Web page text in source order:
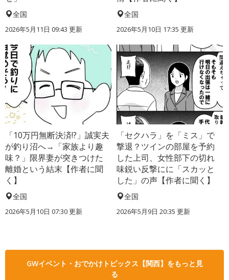
全国
2026年5月11日 09:43 更新
全国
2026年5月10日 17:35 更新
「10万円無断決済!?」誠実夫
が釣り沼へ→「家族より趣
味？」限界妻が突きつけた
離婚という結末【作者に聞
く】
全国
2026年5月10日 07:30 更新
「セクハラ」を「ミス」で
撃退？ツインの部屋を予約
した上司、女性部下の切れ
味鋭い反撃にに「スカッと
した」の声【作者に聞く】
全国
2026年5月9日 20:35 更新
GWイベント・おでかけトピックス【関西】をもっと見
る